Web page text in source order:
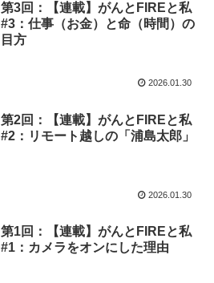
第3回：【連載】がんとFIREと私
#3：仕事（お金）と命（時間）の
目方
2026.01.30
第2回：【連載】がんとFIREと私
#2：リモート越しの「浦島太郎」
2026.01.30
第1回：【連載】がんとFIREと私
#1：カメラをオンにした理由